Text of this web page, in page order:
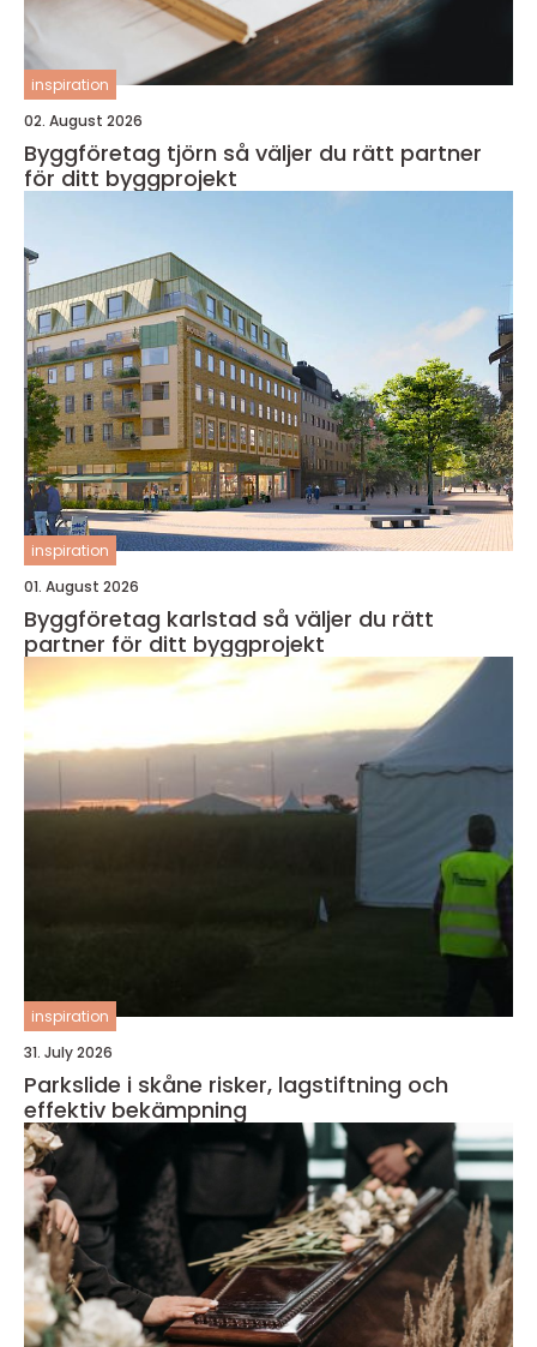
inspiration
02. August 2026
Byggföretag tjörn så väljer du rätt partner
för ditt byggprojekt
inspiration
01. August 2026
Byggföretag karlstad så väljer du rätt
partner för ditt byggprojekt
inspiration
31. July 2026
Parkslide i skåne risker, lagstiftning och
effektiv bekämpning